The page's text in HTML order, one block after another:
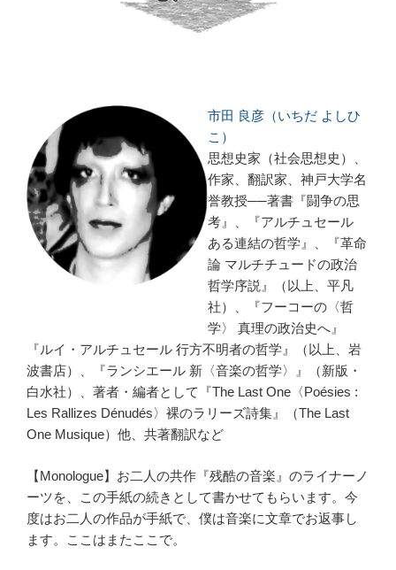
市田 良彦（いちだ よしひ
こ）
思想史家（社会思想史）、
作家、翻訳家、神戸大学名
誉教授──著書『闘争の思
考』、『アルチュセール
ある連結の哲学』、『革命
論 マルチチュードの政治
哲学序説』（以上、平凡
社）、『フーコーの〈哲
学〉 真理の政治史へ』
『ルイ・アルチュセール 行方不明者の哲学』（以上、岩
波書店）、『ランシエール 新〈音楽の哲学〉』（新版・
白水社）、著者・編者として『The Last One〈Poésies :
Les Rallizes Dénudés〉裸のラリーズ詩集』（The Last
One Musique）他、共著翻訳など
【Monologue】お二人の共作『残酷の音楽』のライナーノ
ーツを、この手紙の続きとして書かせてもらいます。今
度はお二人の作品が手紙で、僕は音楽に文章でお返事し
ます。ここはまたここで。